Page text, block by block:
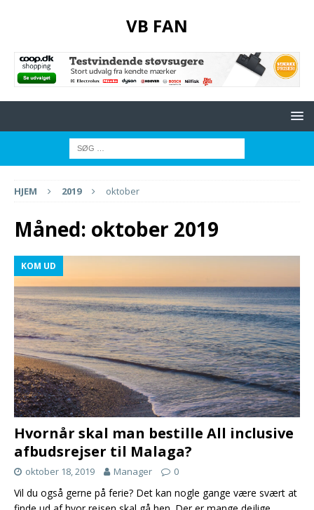
VB FAN
HJEM 2019 oktober
Måned: oktober 2019
KOM UD
Hvornår skal man bestille All inclusive
afbudsrejser til Malaga?
oktober 18, 2019 Manager 0
Vil du også gerne på ferie? Det kan nogle gange være svært at